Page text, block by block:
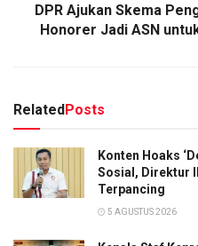
DPR Ajukan Skema
Honorer Jadi ASN
RelatedPosts
Konten Hoaks
Sosial, Direktur
Terpancing
5 AGUSTUS 2026